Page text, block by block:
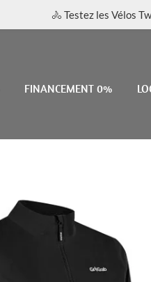
🚴 Testez les Vélos
FINANCEMENT 0%